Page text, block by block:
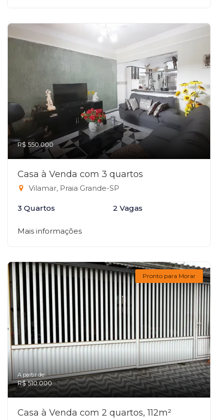
R$ 550.000
Casa à Venda com 3 quartos
Vilamar, Praia Grande-SP
3 Quartos 2 Vagas
Mais informações
Pronto para Morar
A partir de:
R$ 510.000
Casa à Venda com 2 quartos, 112m²